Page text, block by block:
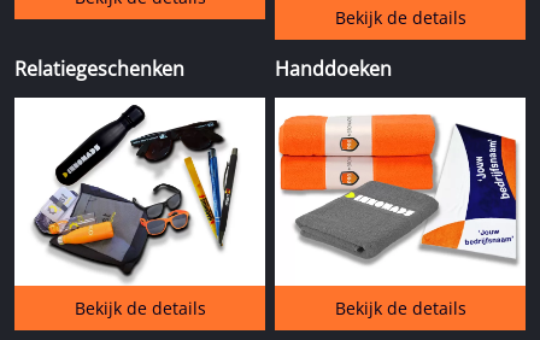
Bekijk de details
Relatiegeschenken
Bekijk de details
Handdoeken
Bekijk de details